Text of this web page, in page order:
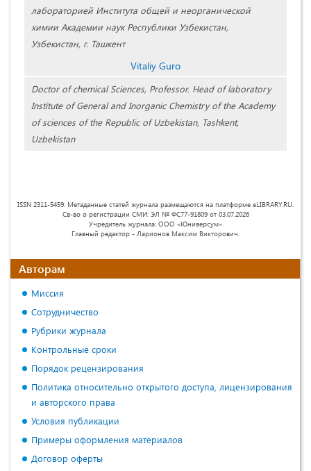
лабораторией Института общей и неорганической
химии Академии наук Республики Узбекистан,
Узбекистан, г. Ташкент
Vitaliy Guro
Doctor of chemical Sciences, Professor. Head of laboratory
Institute of General and Inorganic Chemistry of the Academy
of sciences of the Republic of Uzbekistan, Tashkent,
Uzbekistan
ISSN 2311-5459. Метаданные статей журнала размещаются на платформе eLIBRARY.RU.
Св-во о регистрации СМИ: ЭЛ № ФС77-91809 от 03.07.2026
Учредитель журнала: ООО «Юниверсум»
Главный редактор - Ларионов Максим Викторович.
Авторам
Миссия
Сотрудничество
Рубрики журнала
Контрольные сроки
Порядок рецензирования
Политика относительно открытого доступа, лицензирования
и авторского права
Условия публикации
Примеры оформления материалов
Договор оферты